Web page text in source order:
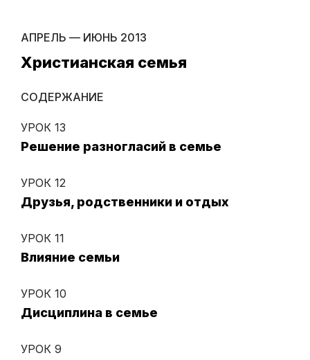
АПРЕЛЬ — ИЮНЬ 2013
Христианская семья
СОДЕРЖАНИЕ
УРОК 13
Решение разногласий в семье
УРОК 12
Друзья, родственники и отдых
УРОК 11
Влияние семьи
УРОК 10
Дисциплина в семье
УРОК 9